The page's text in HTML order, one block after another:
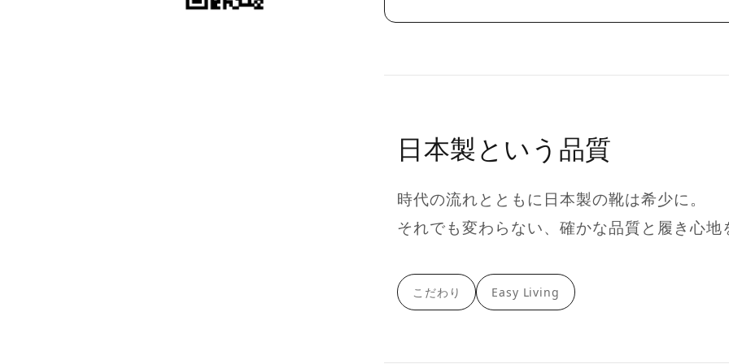
日本製という品質
時代の流れとともに日本製の靴は希少に。
それでも変わらない、確かな品質と履き心地
こだわり Easy Living